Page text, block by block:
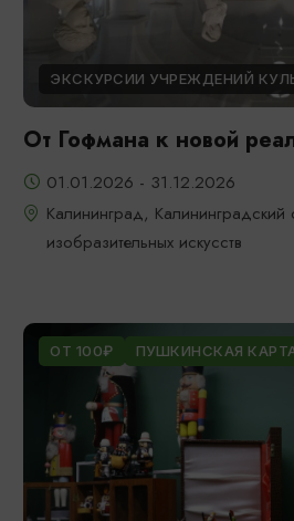
ЭКСКУРСИИ УЧРЕЖДЕНИЙ
От Гофмана к новой
01.01.2026 - 31.12.2026
Калининград, Калининградский
изобразительных искусств
ОТ 100₽ ПУШКИНСКАЯ